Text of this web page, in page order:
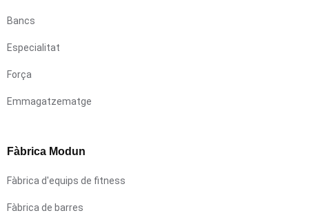
Bancs
Especialitat
Força
Emmagatzematge
Fàbrica Modun
Fàbrica d'equips de fitness
Fàbrica de barres